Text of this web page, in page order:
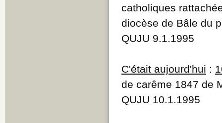
catholiques
diocèse de Bâle du
QUJU 9.1.1995
C'était aujourd'hui :
de carême 1847 de
QUJU 10.1.1995